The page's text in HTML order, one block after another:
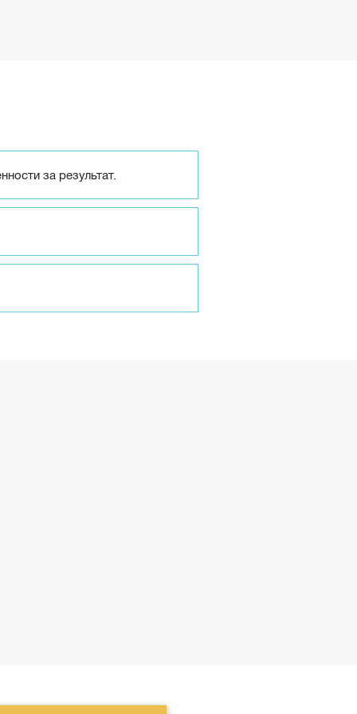
за результат.